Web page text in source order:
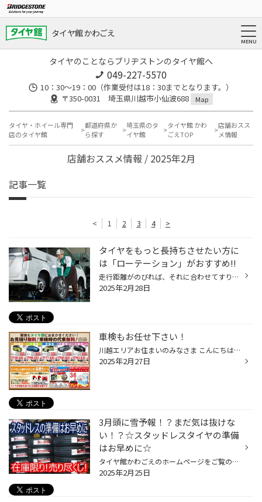
タイヤ館 かわごえ
タイヤのことならブリヂストンのタイヤ館へ
049-227-5570
10：30～19：00（作業受付は18：30までとなります。）
〒350-0031 埼玉県川越市小仙波688
Map
タイヤ・ホイール専門
店のタイヤ館
都道府県か
ら探す
埼玉県のタ
イヤ館
タイヤ館 かわ
ごえTOP
店舗おスス
メ情報
店舗おススメ情報 / 2025年2月
記事一覧
< 1 2 3 4 >
タイヤをもっと長持ちさせたい方に
は「ローテーション」がおすすめ!!
走行距離がのびれば、それに合わせてすり減っていくのがタイヤです。経年による劣化が理由になることもありますが、コンスタントに愛車を運転される方の場合は摩耗度合いで交換に至ることが多いのではないかと思います。 消耗部品とわかってはいても、交換にかかる費用を考えればタイヤをできるだけ...
2025年2月28日
車検もお任せ下さい！
川越エリアお住まいのみなさま こんにちは！！ みなさんは愛車の車検の時期をご存じですか？ 車検は自家用乗用車の場合は 初回が3年、2回目以降は2年毎と決まっていますが、 ついつい忘れがち・・・。 車検は有効期間満了日の1か月前から受けられます。 早めの準備と予算建てをおすすめしております...
2025年2月27日
3月頭に雪予報！？まだ気は抜けな
い！？☆スタッドレスタイヤの準備
はお早めに☆
タイヤ館かわごえのホームページをご覧の皆様 こんにちは・こんばんは！ いつもご覧いただきありがとうございます！！ もう2月も終わろうとしていますが、まだ雪予報が付いたり消えたりしています。 スタッドレスタイヤは今年だけでなく、3年から5年ご利用いただけますので、雪予報で慌てる前にスタ...
2025年2月25日